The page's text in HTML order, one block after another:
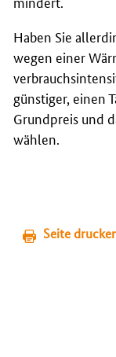
Haben Sie
wegen einer
günstiger, einen
Grundpreis und
wählen.
Seite